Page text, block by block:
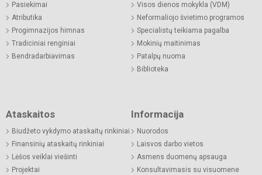
Pasiekimai
Atributika
Progimnazijos himnas
Tradiciniai renginiai
Bendradarbiavimas
Visos dienos mokykla (VDM)
Neformaliojo švietimo programos
Specialistų teikiama pagalba
Mokinių maitinimas
Patalpų nuoma
Biblioteka
Ataskaitos
Biudžeto vykdymo ataskaitų rinkiniai
Finansinių ataskaitų rinkiniai
Lėšos veiklai viešinti
Projektai
Informacija
Nuorodos
Laisvos darbo vietos
Asmens duomenų apsauga
Konsultavimasis su visuomene